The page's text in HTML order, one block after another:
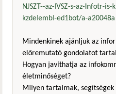
NJSZT--az-IVSZ-s-az-Infotr-
kzdelembl-ed1bot/a-a20048a
Mindenkinek ajánljuk az
előremutató gondolatot
Hogyan javíthatja az
életminőséget?
Milyen tartalmak, segítségek